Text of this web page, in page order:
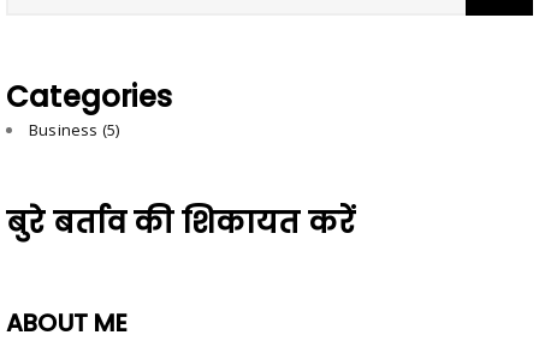
Categories
Business (5)
बुरे बर्ताव की शिकायत करें
ABOUT ME